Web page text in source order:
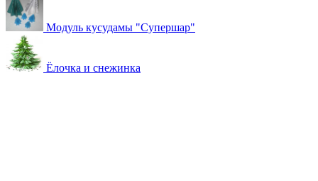
Модуль кусудамы "Супершар"
Ёлочка и снежинка